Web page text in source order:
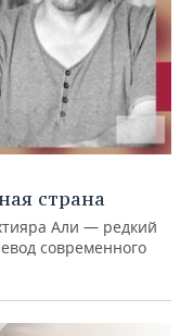
страна
Али — редкий
современного